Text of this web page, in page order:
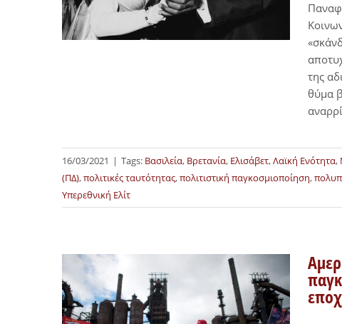
της
θύμα
16/03/2021 | Tags: Βασιλεία, Βρετανία, Ελισάβετ,Λαϊκή Ενότητα,
(ΠΔ),πολιτικές ταυτότητας,πολιτιστική παγκοσμιοποίηση,
Υπερεθνική Ελίτ